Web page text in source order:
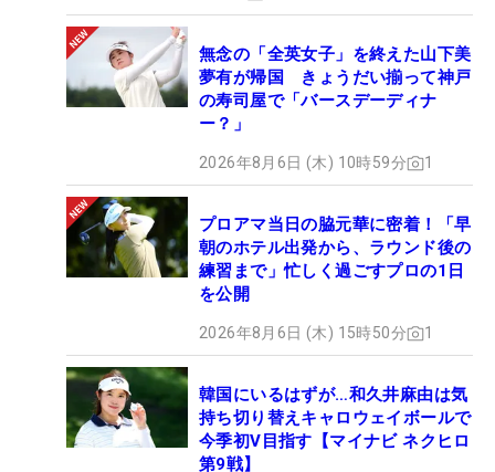
無念の「全英女子」を終えた山下美
夢有が帰国 きょうだい揃って神戸
の寿司屋で「バースデーディナ
ー？」
2026年8月6日 (木) 10時59分 1
プロアマ当日の脇元華に密着！「早
朝のホテル出発から、ラウンド後の
練習まで」忙しく過ごすプロの1日
を公開
2026年8月6日 (木) 15時50分 1
韓国にいるはずが…和久井麻由は気
持ち切り替えキャロウェイボールで
今季初V目指す【マイナビ ネクヒロ
第9戦】